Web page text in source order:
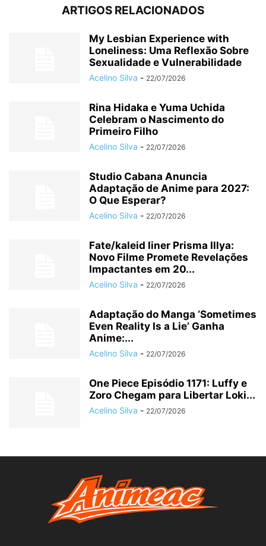
ARTIGOS RELACIONADOS
My Lesbian Experience with
Loneliness: Uma Reflexão Sobre
Sexualidade e Vulnerabilidade
Acelino Silva - 22/07/2026
Rina Hidaka e Yuma Uchida
Celebram o Nascimento do
Primeiro Filho
Acelino Silva - 22/07/2026
Studio Cabana Anuncia
Adaptação de Anime para 2027:
O Que Esperar?
Acelino Silva - 22/07/2026
Fate/kaleid liner Prisma Illya:
Novo Filme Promete Revelações
Impactantes em 20...
Acelino Silva - 22/07/2026
Adaptação do Manga ‘Sometimes
Even Reality Is a Lie’ Ganha
Anime:...
Acelino Silva - 22/07/2026
One Piece Episódio 1171: Luffy e
Zoro Chegam para Libertar Loki...
Acelino Silva - 22/07/2026